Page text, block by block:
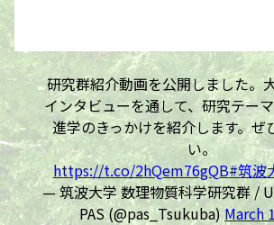
研究群紹介動画を公開しました。
インタビューを通して、研究テー
進学のきっかけを紹介します。ぜ
い。
https://t.co/2hQem76gQB#筑波
— 筑波大学 数理物質科学研究群 /
PAS (@pas_Tsukuba) March